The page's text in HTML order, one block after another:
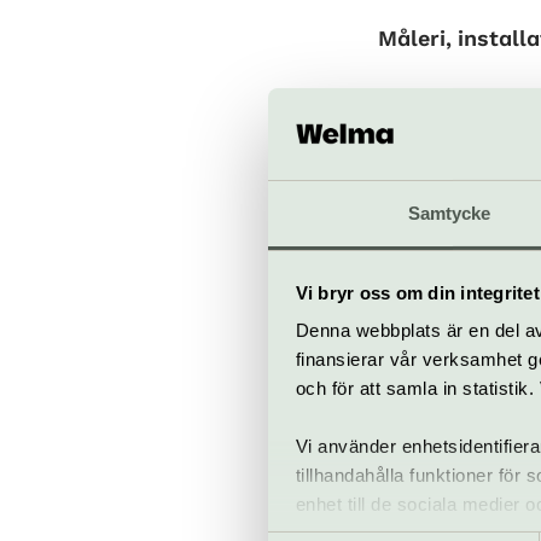
Samtycke
Vi bryr oss om din integritet
Denna webbplats är en del
finansierar vår verksamhet
och för att samla in
Vi använder
tillhandahålla funktioner för
enhet till de sociala medier
informationen med annan
Måleri,
konstnärskap
biografiska
drömmar och
Samarbete
Musernas hus
flertal tillfällen
bearbetat i